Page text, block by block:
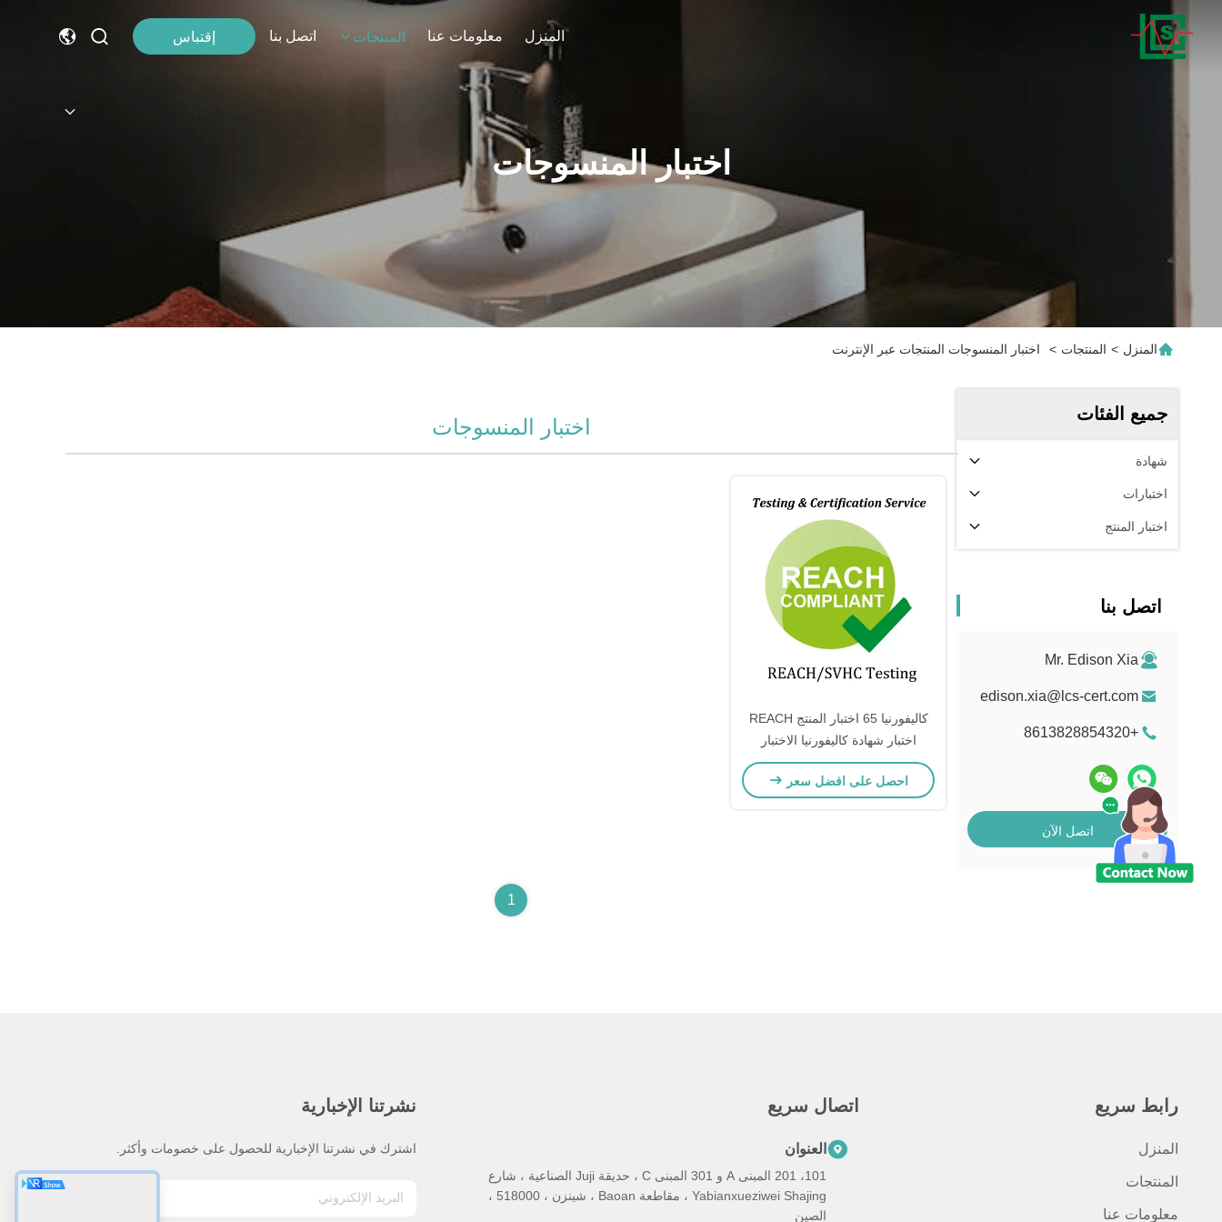
المنزل معلومات عنا المنتجات اتصل بنا إقتباس
اختبار المنسوجات
المنزل > المنتجات > اختبار المنسوجات المنتجات عبر الإنترنت
جميع الفئات
شهادة
اختبارات
اختبار المنتج
اتصل بنا
Mr. Edison Xia
edison.xia@lcs-cert.com
+8613828854320
اتصل الآن
اختبار المنسوجات
كاليفورنيا 65 اختبار المنتج REACH
اختبار شهادة كاليفورنيا الاختبار
الكيميائي مختبر اختبار المنسوجات
احصل على افضل سعر
1
رابط سريع
المنزل
المنتجات
معلومات عنا
اتصال سريع
العنوان
101، 201 المبنى A و 301 المبنى C ، حديقة Juji الصناعية ، شارع
Yabianxueziwei Shajing ، مقاطعة Baoan ، شينزن ، 518000 ،
الصين
نشرتنا الإخبارية
اشترك في نشرتنا الإخبارية للحصول على خصومات وأكثر.